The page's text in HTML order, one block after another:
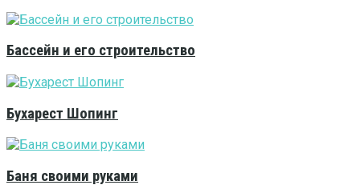
Бассейн и его строительство
Бухарест Шопинг
Баня своими руками